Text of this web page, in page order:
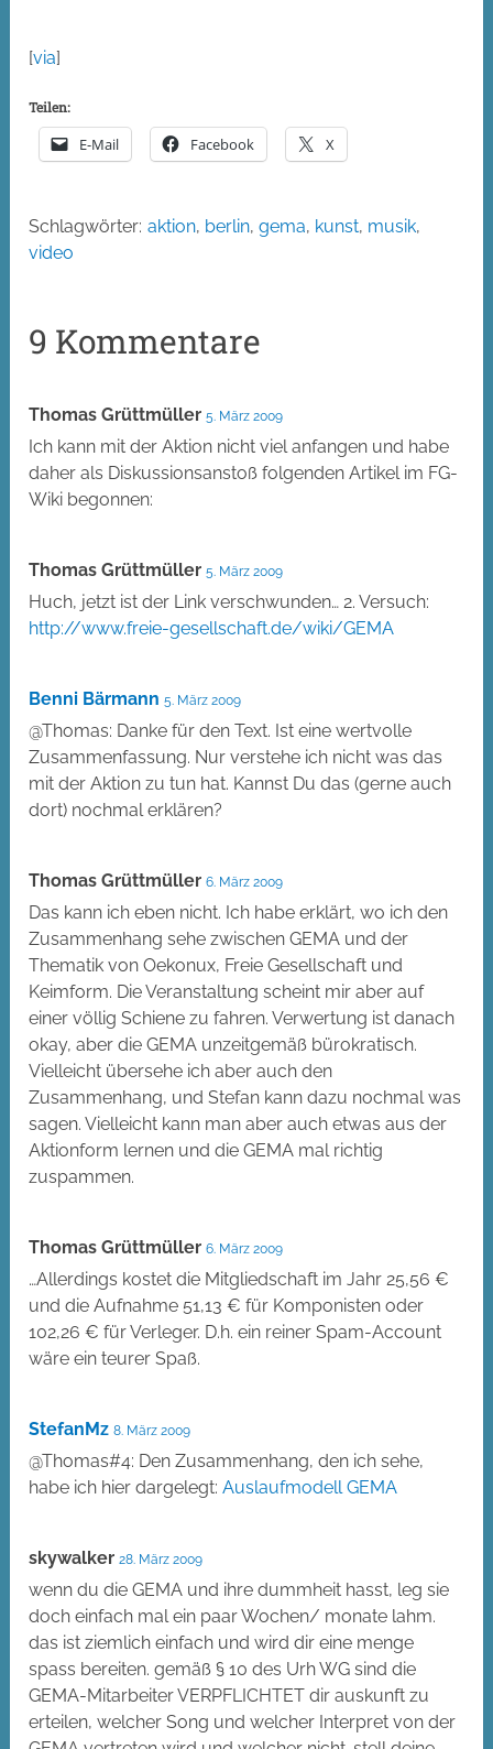
[via]
Teilen:
E-Mail Facebook X
Schlagwörter: aktion, berlin,gema, kunst, musik,
video
9 Kommentare
Thomas Grüttmüller 5. März 2009
Ich kann mit der Aktion nicht viel anfangen und habe
daher als Diskussionsanstoß folgenden Artikel im FG-
Wiki begonnen:
Thomas Grüttmüller 5. März 2009
Huch, jetzt ist der Link verschwunden… 2. Versuch:
http://www.freie-gesellschaft.de/wiki/GEMA
Benni Bärmann 5. März 2009
@Thomas: Danke für den Text. Ist eine wertvolle
Zusammenfassung. Nur verstehe ich nicht was das
mit der Aktion zu tun hat. Kannst Du das (gerne auch
dort) nochmal erklären?
Thomas Grüttmüller 6. März 2009
Das kann ich eben nicht. Ich habe erklärt, wo ich den
Zusammenhang sehe zwischen GEMA und der
Thematik von Oekonux, Freie Gesellschaft und
Keimform. Die Veranstaltung scheint mir aber auf
einer völlig Schiene zu fahren. Verwertung ist danach
okay, aber die GEMA unzeitgemäß bürokratisch.
Vielleicht übersehe ich aber auch den
Zusammenhang, und Stefan kann dazu nochmal was
sagen. Vielleicht kann man aber auch etwas aus der
Aktionform lernen und die GEMA mal richtig
zuspammen.
Thomas Grüttmüller 6. März 2009
…Allerdings kostet die Mitgliedschaft im Jahr 25,56 €
und die Aufnahme 51,13 € für Komponisten oder
102,26 € für Verleger. D.h. ein reiner Spam-Account
wäre ein teurer Spaß.
StefanMz 8. März 2009
@Thomas#4: Den Zusammenhang, den ich sehe,
habe ich hier dargelegt:Auslaufmodell GEMA
skywalker 28. März 2009
wenn du die GEMA und ihre dummheit hasst, leg sie
doch einfach mal ein paar Wochen/ monate lahm.
das ist ziemlich einfach und wird dir eine menge
spass bereiten. gemäß § 10 des Urh WG sind die
GEMA-Mitarbeiter VERPFLICHTET dir auskunft zu
erteilen, welcher Song und welcher Interpret von der